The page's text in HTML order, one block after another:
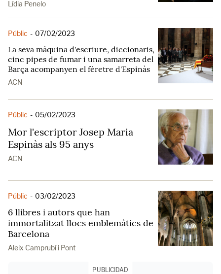
Lídia Penelo
Públic - 07/02/2023
La seva màquina d'escriure, diccionaris,
cinc pipes de fumar i una samarreta del
Barça acompanyen el fèretre d'Espinàs
ACN
Públic - 05/02/2023
Mor l'escriptor Josep Maria
Espinàs als 95 anys
ACN
Públic - 03/02/2023
6 llibres i autors que han
immortalitzat llocs emblemàtics de
Barcelona
Aleix Camprubí i Pont
PUBLICIDAD